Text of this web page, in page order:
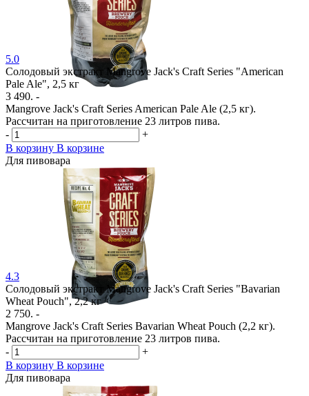
5.0
Солодовый экстракт Mangrove Jack's Craft Series "American
Pale Ale", 2,5 кг
3 490. -
Mangrove Jack's Craft Series American Pale Ale (2,5 кг).
Рассчитан на приготовление 23 литров пива.
-
+
В корзину В корзине
Для пивовара
4.3
Солодовый экстракт Mangrove Jack's Craft Series "Bavarian
Wheat Pouch", 2,2 кг
2 750. -
Mangrove Jack's Craft Series Bavarian Wheat Pouch (2,2 кг).
Рассчитан на приготовление 23 литров пива.
-
+
В корзину В корзине
Для пивовара